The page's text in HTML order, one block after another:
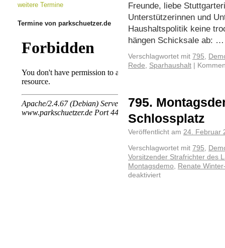
Freunde, liebe
Unterstützerinnen und
Haushaltspolitik keine
hängen Schicksale ab:
Verschlagwortet mit 795,
Rede, Sparhaushalt
795.
Schlossplatz
Veröffentlicht am 24. Februar
Verschlagwortet mit 795,
Vorsitzender Strafrichter des
Montagsdemo, Renate
deaktiviert
weitere Termine
Termine von parkschuetzer.de